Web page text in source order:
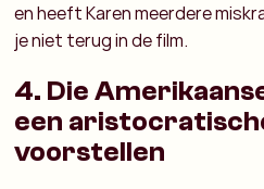
en heeft Karen meerdere
je niet terug in de film.
4. Die
een
voorstellen